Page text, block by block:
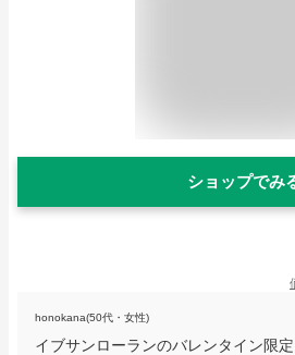
ショップでみ
honokana(50代・女性)
イブサンローランのバレンタイン限